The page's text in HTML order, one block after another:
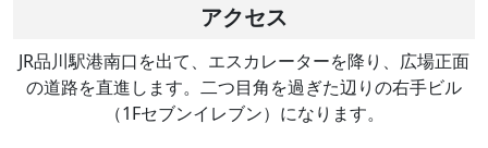
アクセス
JR品川駅港南口を出て、エスカレーターを降り、広場正面
の道路を直進します。二つ目角を過ぎた辺りの右手ビル
（1Fセブンイレブン）になります。